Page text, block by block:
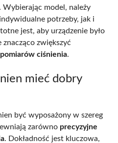
model, należy
potrzeby, jak i
jest, aby urządzenie było
znacząco zwiększyć
ciśnienia.
mieć dobry
być wyposażony w szereg
zarówno precyzyjne
. Dokładność jest kluczowa,